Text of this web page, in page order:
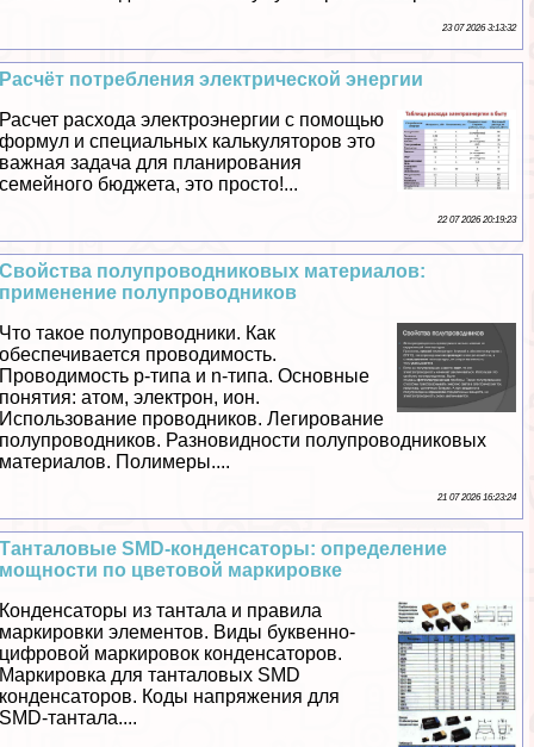
23 07 2026 3:13:32
Расчёт потрeбления электрической энергии
Расчет расхода электроэнергии с помощью
формул и специальных калькуляторов это
важная задача для планирования
семейного бюджета, это просто!...
22 07 2026 20:19:23
Свойства полупроводниковых материалов:
применение полупроводников
Что такое полупроводники. Как
обеспечивается проводимость.
Проводимость p-типа и n-типа. Основные
понятия: атом, электрон, ион.
Использование проводников. Легирование
полупроводников. Разновидности полупроводниковых
материалов. Полимеры....
21 07 2026 16:23:24
Танталовые SMD-конденсаторы: определение
мощности по цветовой маркировке
Конденсаторы из тантала и правила
маркировки элементов. Виды буквенно-
цифровой маркировок конденсаторов.
Маркировка для танталовых SMD
конденсаторов. Коды напряжения для
SMD-тантала....